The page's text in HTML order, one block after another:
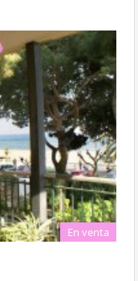
En venta